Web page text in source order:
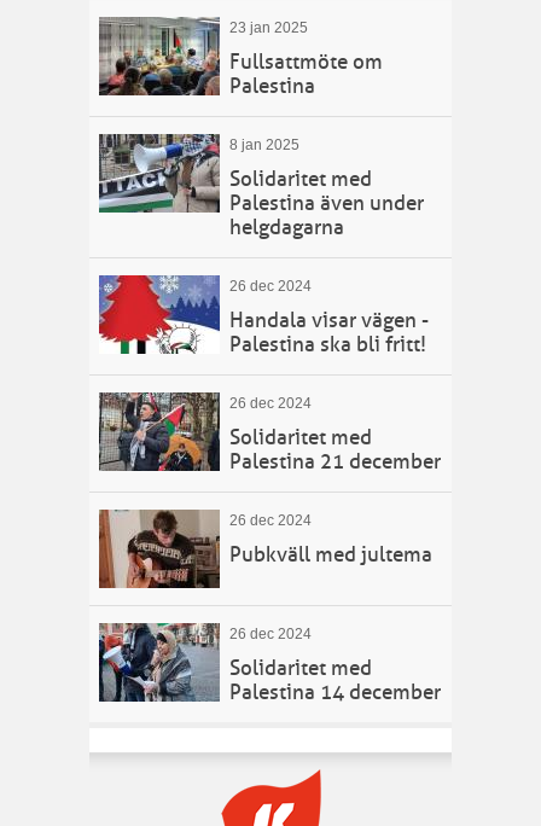
23 jan 2025
Fullsattmöte om
Palestina
8 jan 2025
Solidaritet med
Palestina även under
helgdagarna
26 dec 2024
Handala visar vägen -
Palestina ska bli fritt!
26 dec 2024
Solidaritet med
Palestina 21 december
26 dec 2024
Pubkväll med jultema
26 dec 2024
Solidaritet med
Palestina 14 december